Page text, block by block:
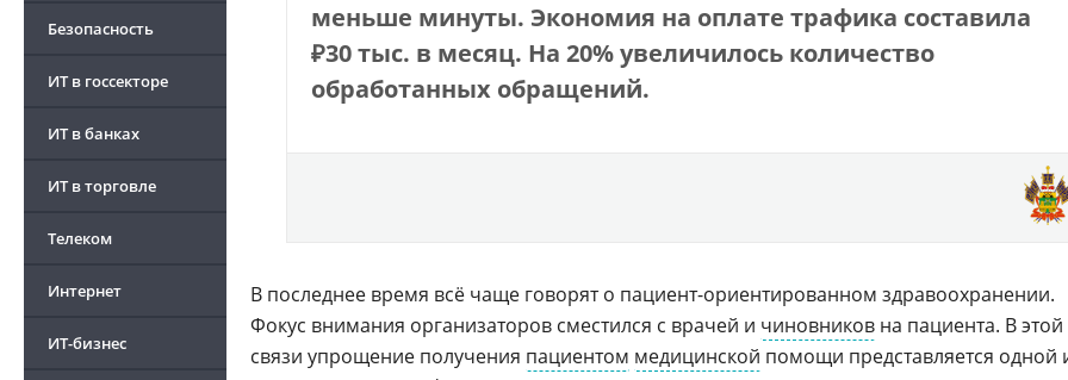
Безопасность
ИТ в госсекторе
ИТ в банках
ИТ в торговле
Телеком
Интернет
ИТ-бизнес
меньше минуты. Экономия на оплате трафика составила
₽30 тыс. в месяц. На 20% увеличилось количество
обработанных обращений.
В последнее время всё чаще говорят о пациент-ориентированном здравоохранении.
Фокус внимания организаторов сместился с врачей и чиновников на пациента. В этой
связи упрощение получения пациентом медицинской помощи представляется одной